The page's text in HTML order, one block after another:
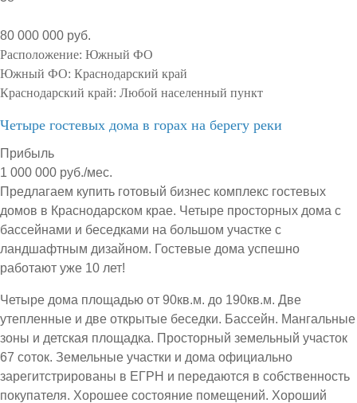
80 000 000 руб.
Расположение: Южный ФО
Южный ФО: Краснодарский край
Краснодарский край: Любой населенный пункт
Четыре гостевых дома в горах на берегу реки
Прибыль
1 000 000 руб./мес.
Предлагаем купить готовый бизнес комплекс гостевых
домов в Краснодарском крае. Четыре просторных дома с
бассейнами и беседками на большом участке с
ландшафтным дизайном. Гостевые дома успешно
работают уже 10 лет!
Четыре дома площадью от 90кв.м. до 190кв.м. Две
утепленные и две открытые беседки. Бассейн. Мангальные
зоны и детская площадка. Просторный земельный участок
67 соток. Земельные участки и дома официально
зарегитстрированы в ЕГРН и передаются в собственность
покупателя. Хорошее состояние помещений. Хороший